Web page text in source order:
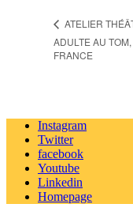
ATELIER
ADULTE AU
FRANCE
Instagram
Twitter
facebook
Youtube
Linkedin
Homepage